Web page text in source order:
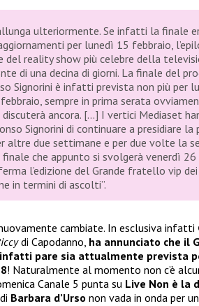
ulteriormente. Se infatti la finale
per lunedì 15 febbraio,
del reality show più celebre della
di una decina di giorni. La finale del
Signorini è infatti prevista non più per
sempre in prima serata
ancora. […] I vertici Mediaset
Signorini di continuare a presidiare la
altre due settimane e per due volte la
che appunto si svolgerà venerdì 26
l’edizione del Grande fratello vip
in termini di ascolti”.
cambiate. In esclusiva infatti
di Capodanno, ha annunciato che il
pare sia attualmente prevista
! Naturalmente al momento non c’è
Canale 5 punta su Live Non è la
Barbara d’Urso non vada in onda per